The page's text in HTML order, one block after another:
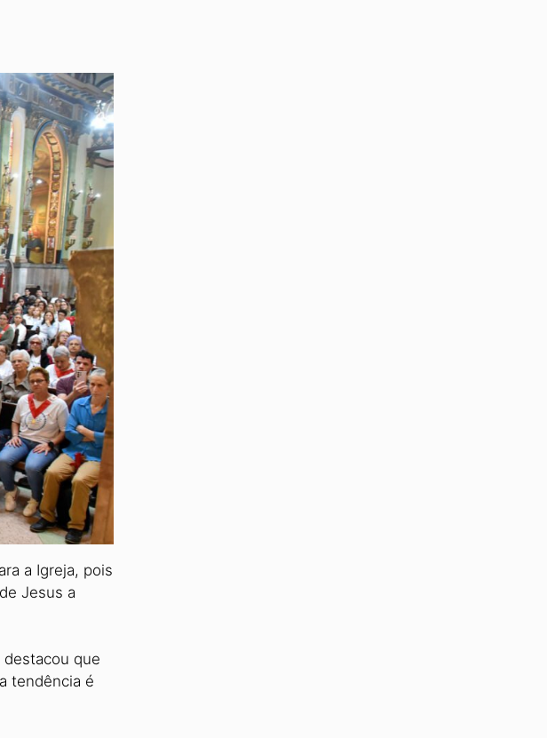
a Igreja, pois
Jesus a
destacou que
tendência é